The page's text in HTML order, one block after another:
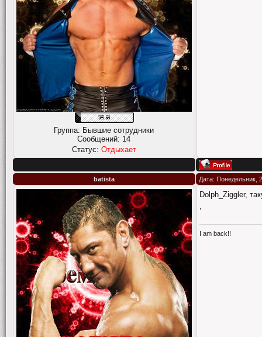
Группа: Бывшие сотрудники
Сообщений: 14
Статус: Отдыхает
batista Дата: Понедельник,
Dolph_Ziggler,
,
I am back!!